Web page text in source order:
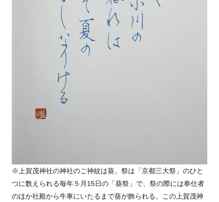
※上賀茂神社の神社のご神紋は葵。祭は「京都三大祭」のひと
つに数えられる毎年５月15日の「葵祭」で、祭の際には奉仕者
のほか社殿から牛車にいたるまで葵が飾られる。この上賀茂神